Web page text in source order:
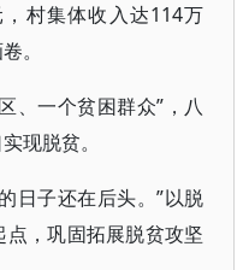
村集体收入达114万
。
、一个贫困群众”，八
现脱贫。
日子还在后头。”以脱
，巩固拓展脱贫攻坚